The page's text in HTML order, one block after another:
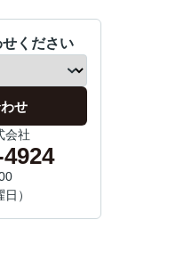
ください
せ
会社
）